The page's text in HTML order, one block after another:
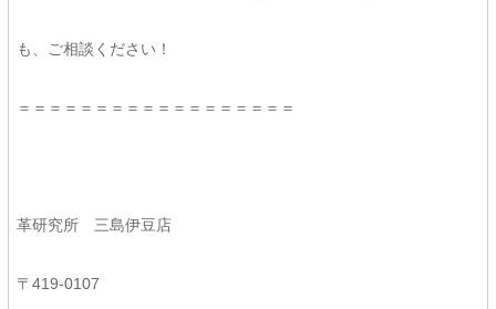
も、ご相談ください！
＝＝＝＝＝＝＝＝＝＝＝＝＝＝＝＝＝＝
革研究所 三島伊豆店
〒419-0107